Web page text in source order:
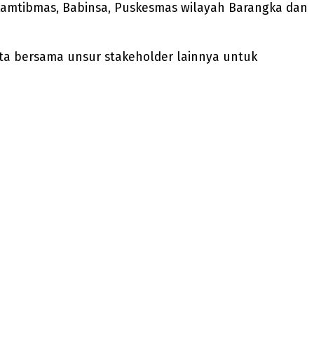
Babinsa, Puskesmas wilayah Barangka dan
bersama unsur stakeholder lainnya untuk